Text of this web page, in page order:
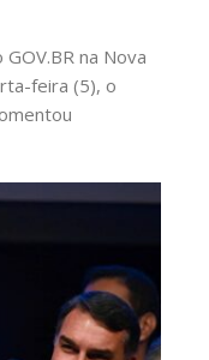
na Nova
feira (5), o